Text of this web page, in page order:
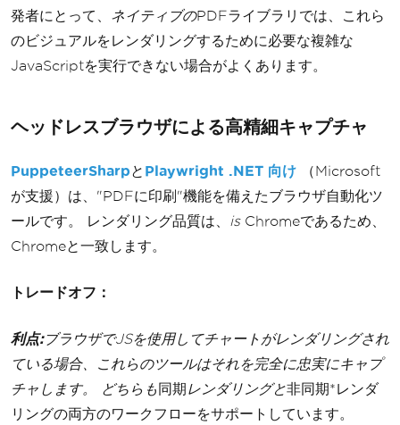
発者にとって、 ネイティブのPDFライブラリでは、これら
のビジュアルをレンダリングするために必要な複雑な
JavaScriptを実行できない場合がよくあります。
ヘッドレスブラウザによる高精細キャプチャ
PuppeteerSharpと Playwright .NET 向け （Microsoft
が支援）は、"PDFに印刷"機能を備えたブラウザ自動化ツ
ールです。 レンダリング品質は、
isChromeであるため、
Chromeと一致します。
トレードオフ：
利点:ブラウザでJSを使用してチャートがレンダリングされ
ている場合、これらのツールはそれを完全に忠実にキャプ
チャします。 どちらも 同期 レンダリングと非同期*レンダ
リングの両方のワークフローをサポートしています。